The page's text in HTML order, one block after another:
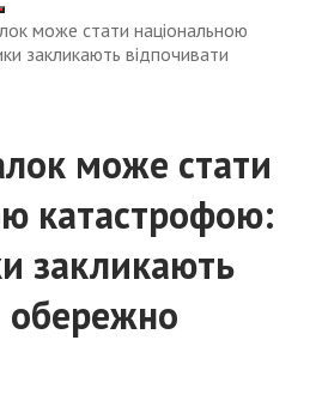
може стати національною
закликають відпочивати
може стати
катастрофою:
закликають
обережно